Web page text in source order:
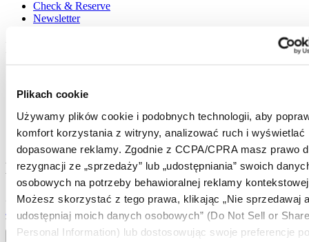
Plikach cookie
Używamy plików cookie i podobnych technologii, aby
komfort korzystania z witryny, analizować ruch i wyświetlać
dopasowane reklamy. Zgodnie z CCPA/CPRA masz prawo
rezygnacji ze „sprzedaży” lub „udostępniania” swoich
osobowych na potrzeby behawioralnej reklamy
Możesz skorzystać z tego prawa, klikając „Nie sprzedawaj
udostępniaj moich danych osobowych” (Do Not Sell or
Personal Information) lub dostosowując swoje preferencje
Check & Reserve
Newsletter
Polityka prywatności
Plikach cookie
Warunki Dostawy i Zwrotów
Warunki sprzedaży
Odstąpienie od umowy
Dołącz do klubu CERTINA
Zapisz się, aby otrzymywać najświeższe informacje
Zapisz się
Wybierz kraj / region
Przełącznik wersji językowej